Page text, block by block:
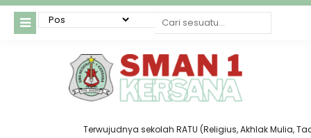
Terwujudnya sekolah RATU (Religius, Akhlak Mulia,